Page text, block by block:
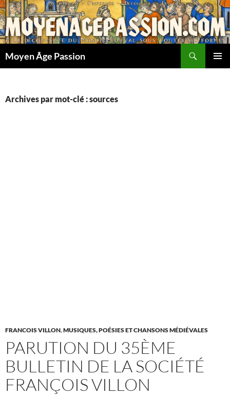
Aller
au
contenu
Moyen Âge Passion
Archives par mot-clé : sources
FRANCOIS VILLON,MUSIQUES, POÉSIES ET CHANSONS MÉDIÉVALES
PARUTION DU 35ÈME
BULLETIN DE LA SOCIÉTÉ
FRANÇOIS VILLON